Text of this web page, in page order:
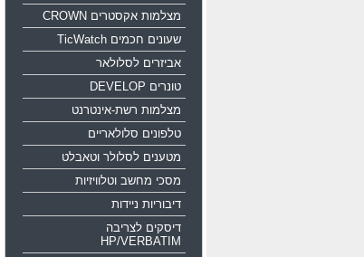
מצלמות אקסטרים CROWN
שעונים חכמים TicWatch
אביזרים לסלולאר
טונרים DEVELOP
מצלמות רשת-אינטרנט
טלפונים סלולאריים
מטענים לסלולר וטאבלט
מסכי מחשב וטלוויזיות
דיבוריות ניידות
דיסקים לצריבה
HP/VERBATIM